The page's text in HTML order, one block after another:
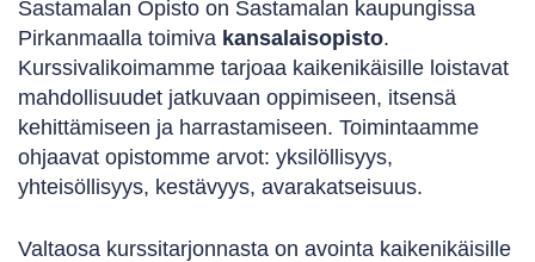
Sastamalan Opisto on Sastamalan kaupungissa
Pirkanmaalla toimiva kansalaisopisto.
Kurssivalikoimamme tarjoaa kaikenikäisille loistavat
mahdollisuudet jatkuvaan oppimiseen, itsensä
kehittämiseen ja harrastamiseen. Toimintaamme
ohjaavat opistomme arvot: yksilöllisyys,
yhteisöllisyys, kestävyys, avarakatseisuus.
Valtaosa kurssitarjonnasta on avointa kaikenikäisille